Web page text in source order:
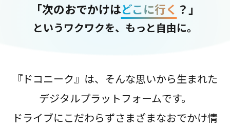
「次のおでかけはどこに行く ？」
というワクワクを、もっと自由に。
『ドコニーク』は、そんな思いから生まれた
デジタルプラットフォームです。
ドライブにこだわらずさまざまなおでかけ情